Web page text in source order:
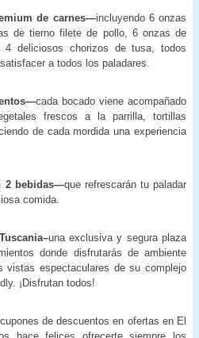
de carnes—incluyendo 6 onzas
de tierno filete de pollo, 6 onzas de
deliciosos chorizos de tusa, todos
a todos los paladares.
cada bocado viene acompañado
frescos a la parrilla, tortillas
de cada mordida una experiencia
2 bebidas—que refrescarán tu paladar
comida.
una exclusiva y segura plaza
donde disfrutarás de ambiente
vistas espectaculares de su complejo
¡Disfrutan todos!
de descuentos en ofertas en El